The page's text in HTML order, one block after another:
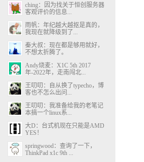
ching：因为找关于恒创服务器
客观评价的信息...
雨帆：年纪越大越抠是真的，
我现在就降级到了...
秦大叔：现在都是够用就好，
不想太折腾了。
Andy烧麦：X1C 5th 2017
年-2022年，走南闯北...
王叨叨：自从换了typecho，博
客也不怎么出问...
王叨叨：我准备给我的老笔记
本搞一个linux系...
大D：台式机现在只能是AMD
YES！
springwood：查询了一下，
ThinkPad x1c 9th ...